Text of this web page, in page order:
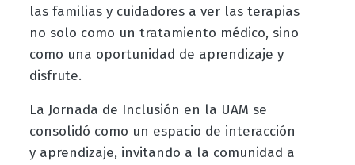
las familias y cuidadores a ver las terapias
no solo como un tratamiento médico, sino
como una oportunidad de aprendizaje y
disfrute.
La Jornada de Inclusión en la UAM se
consolidó como un espacio de interacción
y aprendizaje, invitando a la comunidad a